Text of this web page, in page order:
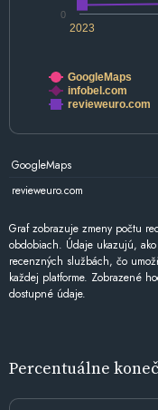
2023
0
GoogleMaps
infobel.com
revieweuro.com
GoogleMaps
revieweuro.com
Graf zobrazuje zmeny počtu
obdobiach. Údaje ukazujú,
recenzných službách, čo
každej platforme. Zobrazené
dostupné údaje.
Percentuálne